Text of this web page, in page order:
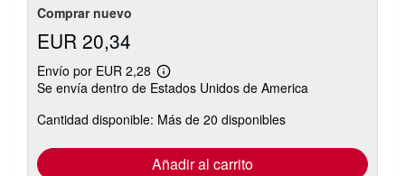
Comprar nuevo
EUR 20,34
Envío por EUR 2,28
Más
información
las
envío
Se envía dentro de Estados Unidos de America
Cantidad disponible: Más de 20 disponibles
Añadir al carrito